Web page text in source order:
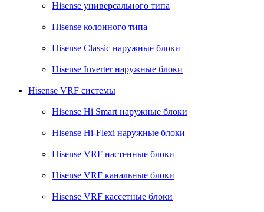
Hisense универсального типа
Hisense колонного типа
Hisense Classic наружные блоки
Hisense Inverter наружные блоки
Hisense VRF системы
Hisense Hi Smart наружные блоки
Hisense Hi-Flexi наружные блоки
Hisense VRF настенные блоки
Hisense VRF канальные блоки
Hisense VRF кассетные блоки